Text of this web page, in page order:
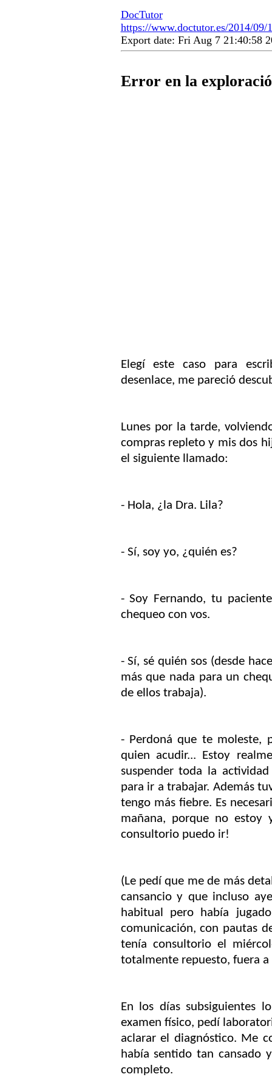
DocTutor
https://www.doctutor.es/2014/
Export date: Fri Aug 7 21:40:58
Error en la
Elegí este caso para
desenlace, me pareció
Lunes por la tarde,
compras repleto y mis dos
el siguiente llamado:
- Hola, ¿la Dra. Lila?
- Sí, soy yo, ¿quién es?
- Soy Fernando, tu
chequeo con vos.
- Sí, sé quién sos (desde
más que nada para un
de ellos trabaja).
- Perdoná que te moleste,
quien acudir... Estoy
suspender toda la
para ir a trabajar. Además
tengo más fiebre. Es
mañana, porque no estoy
consultorio puedo ir!
(Le pedí que me de más
cansancio y que incluso
habitual pero había
comunicación, con pautas
tenía consultorio el
totalmente repuesto, fuera a
En los días subsiguientes
examen físico, pedí
aclarar el diagnóstico. Me
había sentido tan cansado
completo.